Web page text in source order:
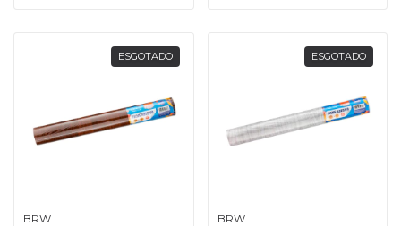
ESGOTADO
BRW
ESGOTADO
BRW